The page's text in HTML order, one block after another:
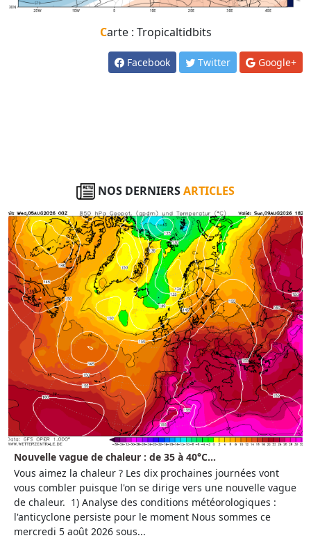
Carte : Tropicaltidbits
Facebook Twitter Google+
NOS DERNIERSARTICLES
Nouvelle vague de chaleur : de 35 à 40°C...
Vous aimez la chaleur ? Les dix prochaines journées vont
vous combler puisque l'on se dirige vers une nouvelle vague
de chaleur. 1) Analyse des conditions météorologiques :
l'anticyclone persiste pour le moment Nous sommes ce
mercredi 5 août 2026 sous...